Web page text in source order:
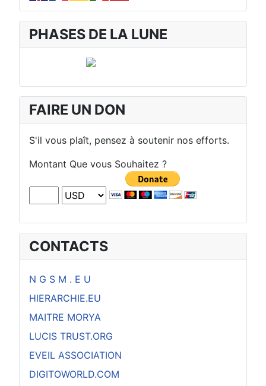
PHASES DE LA LUNE
FAIRE UN DON
S'il vous plaît, pensez à soutenir nos efforts.
Montant Que vous Souhaitez ?
CONTACTS
N G S M . E U
HIERARCHIE.EU
MAITRE MORYA
LUCIS TRUST.ORG
EVEIL ASSOCIATION
DIGITOWORLD.COM